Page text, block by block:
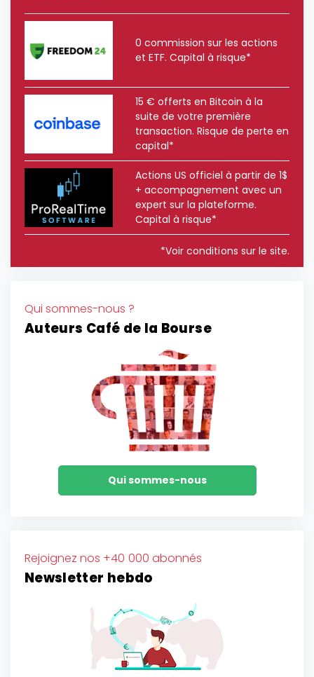
0 commission sur les actions
et ETF. Capital à risque*
15 € offerts en Bitcoin à la
suite de votre première
transaction. Risque de perte en
capital*
Actions US officiel à partir de 1$
+ accompagnement avec un
expert sur la plateforme.
Capital à risque*
*Voir conditions sur le site.
Qui sommes-nous ?
Auteurs Café de la Bourse
Qui sommes-nous
Rejoignez nos +40 000 abonnés
Newsletter hebdo